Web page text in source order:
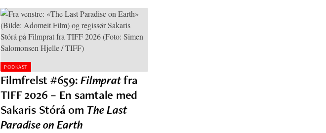
PODKAST
Filmfrelst #659:Filmpratfra
TIFF 2026 – En samtale med
Sakaris Stórá om The Last
Paradise on Earth